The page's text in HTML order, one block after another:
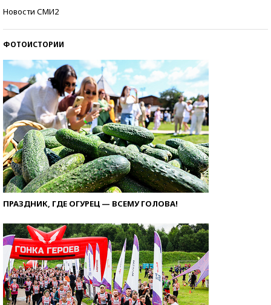
Новости СМИ2
ФОТОИСТОРИИ
ПРАЗДНИК, ГДЕ ОГУРЕЦ — ВСЕМУ ГОЛОВА!